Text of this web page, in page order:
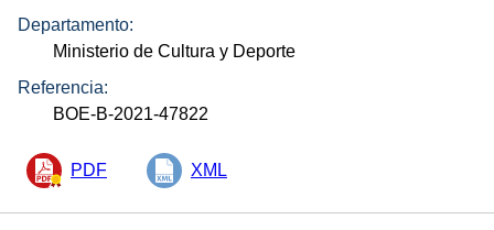
Departamento:
Ministerio de Cultura y Deporte
Referencia:
BOE-B-2021-47822
PDF XML